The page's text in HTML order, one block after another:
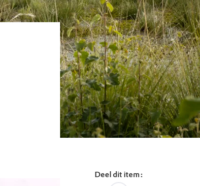
Deel dit item: